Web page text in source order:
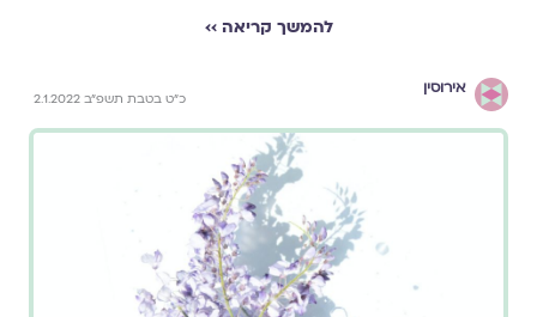
להמשך קריאה ››
אירוסין
כ"ט בטבת תשפ"ב 2.1.2022